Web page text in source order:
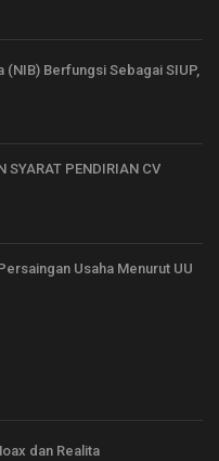
Berfungsi Sebagai SIUP,
SYARAT PENDIRIAN CV
Usaha Menurut UU
dan Realita